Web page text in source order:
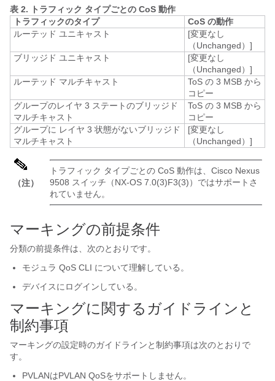
表 2.
トラフィック タイプごとの CoS 動作
トラフィックのタイプ
CoS の動作
ルーテッド ユニキャスト
[変更なし
（Unchanged）]
ブリッジド ユニキャスト
[変更なし
（Unchanged）]
ルーテッド マルチキャスト
ToS の 3 MSB から
コピー
グループのレイヤ 3 ステートのブリッジド
マルチキャスト
ToS の 3 MSB から
コピー
グループに レイヤ 3 状態がないブリッジド
マルチキャスト
[変更なし
（Unchanged）]
（注）
トラフィック タイプごとの CoS 動作は、Cisco Nexus
9508 スイッチ（NX-OS 7.0(3)F3(3)）ではサポートさ
れていません。
マーキングの前提条件
分類の前提条件は、次のとおりです。
モジュラ QoS CLI について理解している。
デバイスにログインしている。
マーキングに関するガイドラインと
制約事項
マーキングの設定時のガイドラインと制約事項は次のとおりで
す。
PVLANはPVLAN QoSをサポートしません。